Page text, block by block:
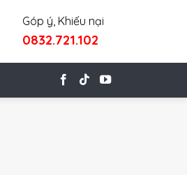
Góp ý, Khiếu nại
0832.721.102